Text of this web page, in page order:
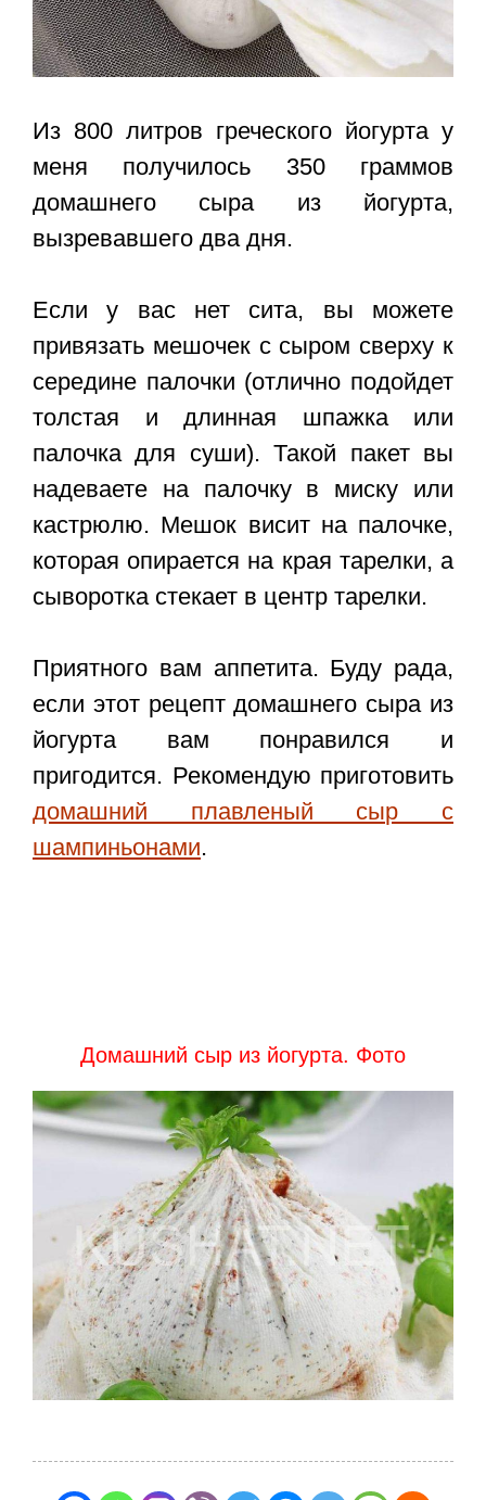
Из 800 литров греческого йогурта у
меня получилось 350 граммов
домашнего сыра из йогурта,
вызревавшего два дня.
Если у вас нет сита, вы можете
привязать мешочек с сыром сверху к
середине палочки (отлично подойдет
толстая и длинная шпажка или
палочка для суши). Такой пакет вы
надеваете на палочку в миску или
кастрюлю. Мешок висит на палочке,
которая опирается на края тарелки, а
сыворотка стекает в центр тарелки.
Приятного вам аппетита. Буду рада,
если этот рецепт домашнего сыра из
йогуртавам понравился и
пригодится. Рекомендую приготовить
домашний плавленый сыр с
шампиньонами.
Домашний сыр из йогурта. Фото